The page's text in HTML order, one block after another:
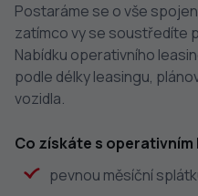
Postaráme se o vše
zatímco vy se soustředíte
Nabídku operativního
podle délky leasingu,
vozidla.
Co získáte s operativním
pevnou měsíční